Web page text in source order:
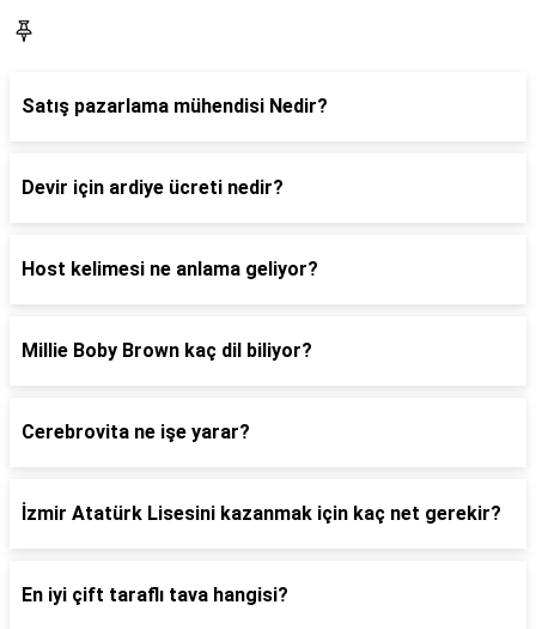
Satış pazarlama mühendisi Nedir?
Devir için ardiye ücreti nedir?
Host kelimesi ne anlama geliyor?
Millie Boby Brown kaç dil biliyor?
Cerebrovita ne işe yarar?
İzmir Atatürk Lisesini kazanmak için kaç net gerekir?
En iyi çift taraflı tava hangisi?